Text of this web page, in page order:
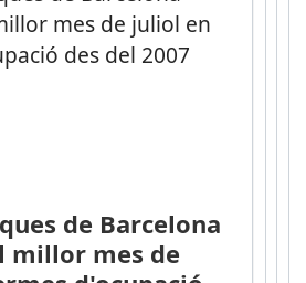
de Barcelona
millor mes de